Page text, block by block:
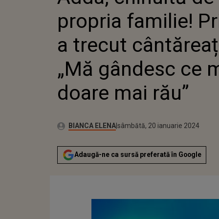
MAI RĂU”
propria familie!
a trecut
„Mă gândesc ce
doare mai rău”
Autor:BIANCA ELENAPublicat:
vineri, 20 ianuarie 2023
Actualizat:
sâmbătă, 20 ianuarie 2024
Adaugă-ne ca sursă preferată în Google